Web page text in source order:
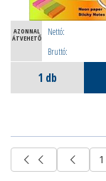
AZONNAL
ÁTVEHETŐ
Nettó:
Bruttó:
1